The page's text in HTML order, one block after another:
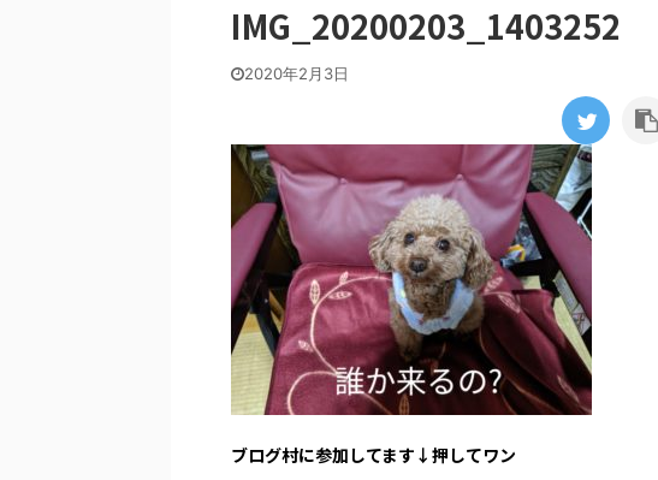
IMG_20200203_1403252
2020年2月3日
ブログ村に参加してます↓押してワン